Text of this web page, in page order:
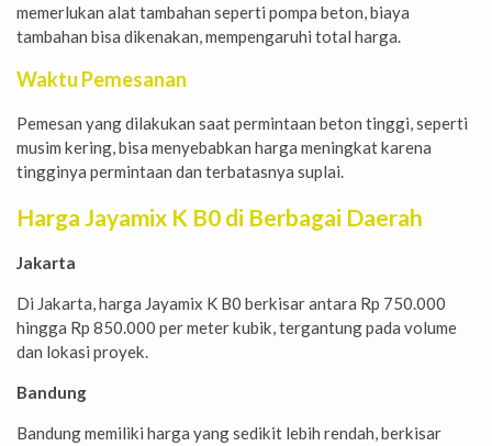
memerlukan alat tambahan seperti pompa beton, biaya
tambahan bisa dikenakan, mempengaruhi total harga.
Waktu Pemesanan
Pemesan yang dilakukan saat permintaan beton tinggi, seperti
musim kering, bisa menyebabkan harga meningkat karena
tingginya permintaan dan terbatasnya suplai.
Harga Jayamix K B0 di Berbagai Daerah
Jakarta
Di Jakarta, harga Jayamix K B0 berkisar antara Rp 750.000
hingga Rp 850.000 per meter kubik, tergantung pada volume
dan lokasi proyek.
Bandung
Bandung memiliki harga yang sedikit lebih rendah, berkisar